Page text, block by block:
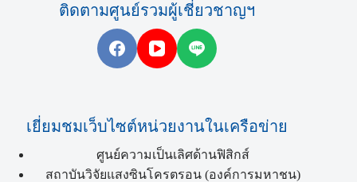
ติดตามศูนย์รวมผู้เชี่ยวชาญฯ
เยี่ยมชมเว็บไซต์หน่วยงานในเครือข่าย
ศูนย์ความเป็นเลิศด้านฟิสิกส์
สถาบันวิจัยแสงซินโครตรอน (องค์การมหาชน)